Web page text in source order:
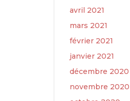
avril 2021
mars 2021
février 2021
janvier 2021
décembre 2020
novembre 2020